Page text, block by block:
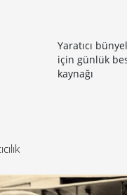
Yaratıcı
için günlük
kaynağı